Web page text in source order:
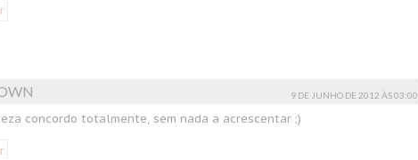
9 DE JUNHO DE 2012 ÀS 03:00
concordo totalmente, sem nada a acrescentar ;)